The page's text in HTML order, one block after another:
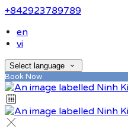
+842923789789
en
vi
Select language
Book Now